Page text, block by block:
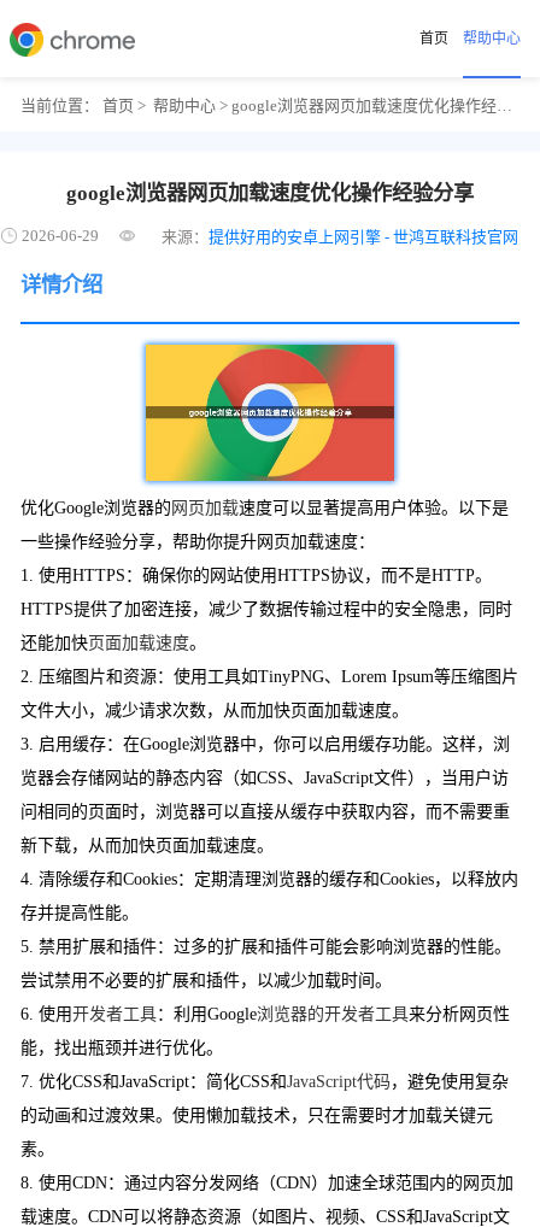
首页 帮助中心
当前位置： 首页 >帮助中心 > google浏览器网页加载速度优化操作经验分享
google浏览器网页加载速度优化操作经验分享
2026-06-29 来源： 提供好用的安卓上网引擎 - 世鸿互联科技官网
详情介绍
优化Google浏览器的 网页加载速度可以显著提高用户体验。以下是
一些操作经验分享，帮助你提升网页加载速度：
1. 使用HTTPS：确保你的网站使用HTTPS协议，而不是HTTP。
HTTPS提供了加密连接，减少了数据传输过程中的安全隐患，同时
还能加快页面加载速度。
2. 压缩图片和资源：使用工具如TinyPNG、Lorem Ipsum等压缩图片
文件大小，减少请求次数，从而加快页面加载速度。
3. 启用缓存：在Google浏览器中，你可以启用缓存功能。这样，浏
览器会存储网站的静态内容（如CSS、JavaScript文件），当用户访
问相同的页面时，浏览器可以直接从缓存中获取内容，而不需要重
新下载，从而加快页面加载速度。
4. 清除缓存和Cookies：定期清理浏览器的缓存和Cookies，以释放内
存并提高性能。
5. 禁用扩展和插件：过多的扩展和插件可能会影响浏览器的性能。
尝试禁用不必要的扩展和插件，以减少加载时间。
6. 使用开发者工具：利用Google浏览器的开发者工具来分析网页性
能，找出瓶颈并进行优化。
7. 优化CSS和JavaScript：简化CSS和JavaScript代码，避免使用复杂
的动画和过渡效果。使用懒加载技术，只在需要时才加载关键元
素。
8. 使用CDN：通过内容分发网络（CDN）加速全球范围内的网页加
载速度。CDN可以将静态资源（如图片、视频、CSS和JavaScript文